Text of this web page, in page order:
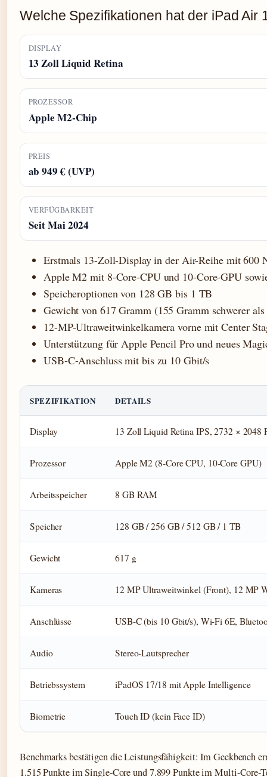
Welche Spezifikationen hat der iPad Air
DISPLAY
13 Zoll Liquid Retina
PROZESSOR
Apple M2-Chip
PREIS
ab 949 € (UVP)
VERFÜGBARKEIT
Seit Mai 2024
Erstmals 13-Zoll-Display in der Air-Reihe mit 600
Apple M2 mit 8-Core-CPU und 10-Core-GPU
Speicheroptionen von 128 GB bis 1 TB
Gewicht von 617 Gramm (155 Gramm schwerer
12-MP-Ultraweitwinkelkamera vorne mit Center
Unterstützung für Apple Pencil Pro und neues
USB-C-Anschluss mit bis zu 10 Gbit/s
SPEZIFIKATION DETAILS
Display 13 Zoll Liquid Retina IPS, 2732 × 2048
Prozessor Apple M2 (8-Core CPU, 10-Core GPU)
Arbeitsspeicher 8 GB RAM
Speicher 128 GB / 256 GB / 512 GB / 1 TB
Gewicht 617 g
Kameras 12 MP Ultraweitwinkel (Front), 12 MP
Anschlüsse USB-C (bis 10 Gbit/s), Wi-Fi 6E,
Audio Stereo-Lautsprecher
Betriebssystem iPadOS 17/18 mit Apple Intelligence
Biometrie Touch ID (kein Face ID)
Benchmarks bestätigen die Leistungsfähigkeit: Im Geekbench
1.515 Punkte im Single-Core und 7.899 Punkte im Multi-Core-